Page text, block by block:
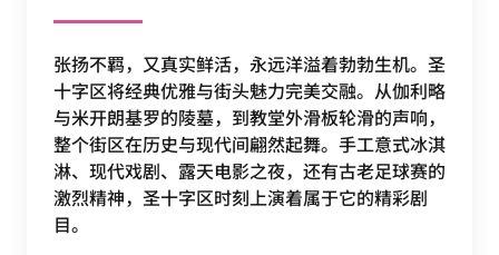
张扬不羁，又真实鲜活，永远洋溢着勃勃生机。圣
十字区将经典优雅与街头魅力完美交融。从伽利略
与米开朗基罗的陵墓，到教堂外滑板轮滑的声响，
整个街区在历史与现代间翩然起舞。手工意式冰淇
淋、现代戏剧、露天电影之夜，还有古老足球赛的
激烈精神，圣十字区时刻上演着属于它的精彩剧
目。